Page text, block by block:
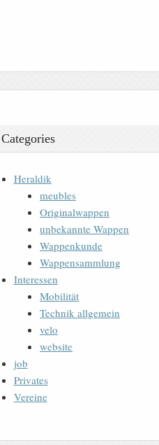
Categories
Heraldik
meubles
Originalwappen
unbekannte Wappen
Wappenkunde
Wappensammlung
Interessen
Mobilität
Technik allgemein
velo
website
job
Privates
Vereine